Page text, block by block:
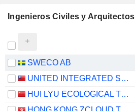
Ingenieros Civiles y Arquitectos
SWECO AB
UNITED INTEGRATED SERVICES CO., LTD.
HUI LYU ECOLOGICAL TECHNOLOGY GROUPS CO.,LTD.